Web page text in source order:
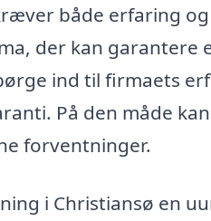
både erfaring
der kan garantere
ind til firmaets
På den måde
forventninger.
i Christiansø en